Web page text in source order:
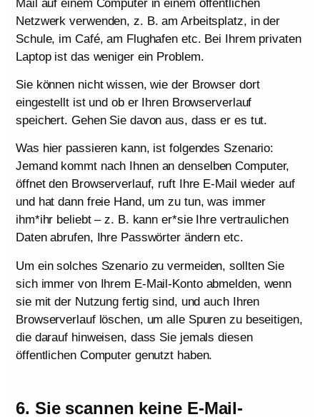
Mail auf einem Computer in einem öffentlichen
Netzwerk verwenden, z. B. am Arbeitsplatz, in der
Schule, im Café, am Flughafen etc. Bei Ihrem privaten
Laptop ist das weniger ein Problem.
Sie können nicht wissen, wie der Browser dort
eingestellt ist und ob er Ihren Browserverlauf
speichert. Gehen Sie davon aus, dass er es tut.
Was hier passieren kann, ist folgendes Szenario:
Jemand kommt nach Ihnen an denselben Computer,
öffnet den Browserverlauf, ruft Ihre E-Mail wieder auf
und hat dann freie Hand, um zu tun, was immer
ihm*ihr beliebt – z. B. kann er*sie Ihre vertraulichen
Daten abrufen, Ihre Passwörter ändern etc.
Um ein solches Szenario zu vermeiden, sollten Sie
sich immer von Ihrem E-Mail-Konto abmelden, wenn
sie mit der Nutzung fertig sind, und auch Ihren
Browserverlauf löschen, um alle Spuren zu beseitigen,
die darauf hinweisen, dass Sie jemals diesen
öffentlichen Computer genutzt haben.
6. Sie scannen keine E-Mail-